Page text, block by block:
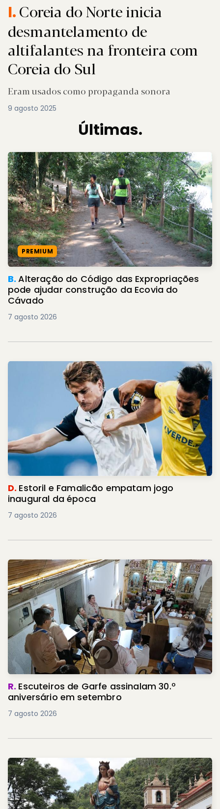
I.Coreia do Norte inicia
desmantelamento de
altifalantes na fronteira com
Coreia do Sul
Eram usados como propaganda sonora
9 agosto 2025
Últimas.
PREMIUM
B.Alteração do Código das Expropriações
pode ajudar construção da Ecovia do
Cávado
7 agosto 2026
D. Estoril e Famalicão empatam jogo
inaugural da época
7 agosto 2026
R. Escuteiros de Garfe assinalam 30.º
aniversário em setembro
7 agosto 2026